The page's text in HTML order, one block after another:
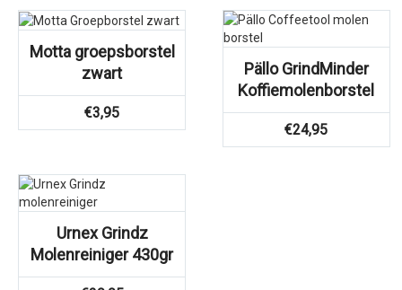
Motta groepsborstel
zwart
€3,95
Pällo GrindMinder
Koffiemolenborstel
€24,95
Urnex Grindz
Molenreiniger 430gr